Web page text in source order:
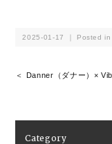
2025-01-17 ｜ Posted
＜ Danner（ダナー）×
Category